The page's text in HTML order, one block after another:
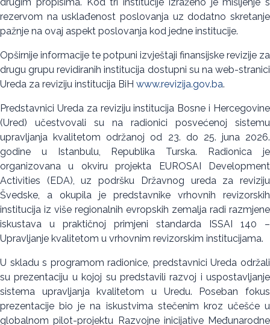
rezervom na usklađenost poslovanja uz dodatno skretanje
pažnje na ovaj aspekt poslovanja kod jedne institucije.
Opširnije informacije te potpuni izvještaji finansijske revizije za
drugu grupu revidiranih institucija dostupni su na web-stranici
Ureda za reviziju institucija BiH www.revizija.gov.ba.
Predstavnici Ureda za reviziju institucija Bosne i Hercegovine
(Ured) učestvovali su na radionici posvećenoj sistemu
upravljanja kvalitetom održanoj od 23. do 25. juna 2026.
godine u Istanbulu, Republika Turska. Radionica je
organizovana u okviru projekta EUROSAI Development
Activities (EDA), uz podršku Državnog ureda za reviziju
Švedske, a okupila je predstavnike vrhovnih revizorskih
institucija iz više regionalnih evropskih zemalja radi razmjene
iskustava u praktičnoj primjeni standarda ISSAI 140 –
Upravljanje kvalitetom u vrhovnim revizorskim institucijama.
U skladu s programom radionice, predstavnici Ureda održali
su prezentaciju u kojoj su predstavili razvoj i uspostavljanje
sistema upravljanja kvalitetom u Uredu. Poseban fokus
prezentacije bio je na iskustvima stečenim kroz učešće u
globalnom pilot-projektu Razvojne inicijative Međunarodne